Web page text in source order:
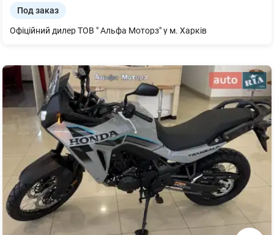
Под заказ
Офіційний дилер ТОВ " Альфа Моторз" у м. Харків